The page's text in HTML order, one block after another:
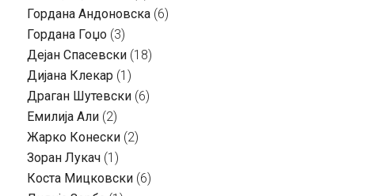
Гордана Андоновска (6)
Гордана Гоџо (3)
Дејан Спасевски (18)
Дијана Клекар (1)
Драган Шутевски (6)
Емилија Али (2)
Жарко Конески (2)
Зоран Лукач (1)
Коста Мицковски (6)